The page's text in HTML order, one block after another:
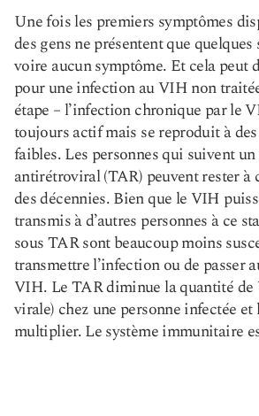
Une fois les premiers symptômes
des gens ne présentent que
voire aucun symptôme. Et cela peut
pour une infection au VIH non
étape – l’infection chronique par le
toujours actif mais se reproduit à
faibles. Les personnes qui suivent
antirétroviral (TAR) peuvent rester à
des décennies. Bien que le VIH
transmis à d’autres personnes à ce
sous TAR sont beaucoup moins
transmettre l’infection ou de passer
VIH. Le TAR diminue la quantité de
virale) chez une personne infectée et
multiplier. Le système immunitaire